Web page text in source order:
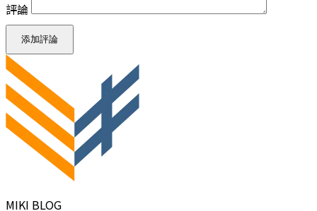
評論
添加評論
MIKI BLOG